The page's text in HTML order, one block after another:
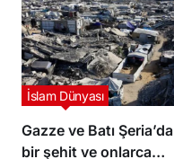
BİLİNMEYENLERİ”
Gazze ve Batı Şeria’da
bir şehit ve onlarca
İslam Dünyası